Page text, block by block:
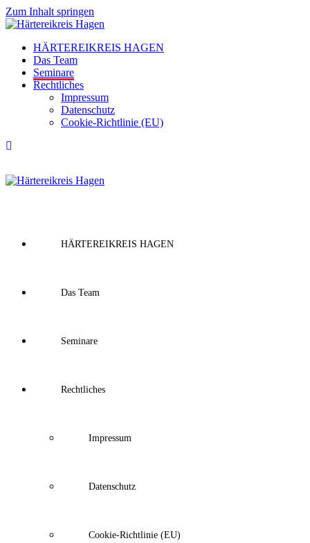
Zum Inhalt springen
HÄRTEREIKREIS HAGEN
Das Team
Seminare
Rechtliches
Impressum
Datenschutz
Cookie-Richtlinie (EU)
HÄRTEREIKREIS HAGEN
Das Team
Seminare
Rechtliches
Impressum
Datenschutz
Cookie-Richtlinie (EU)